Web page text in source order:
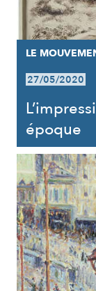
LE
27/05/2020
époque